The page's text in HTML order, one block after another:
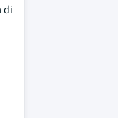
di